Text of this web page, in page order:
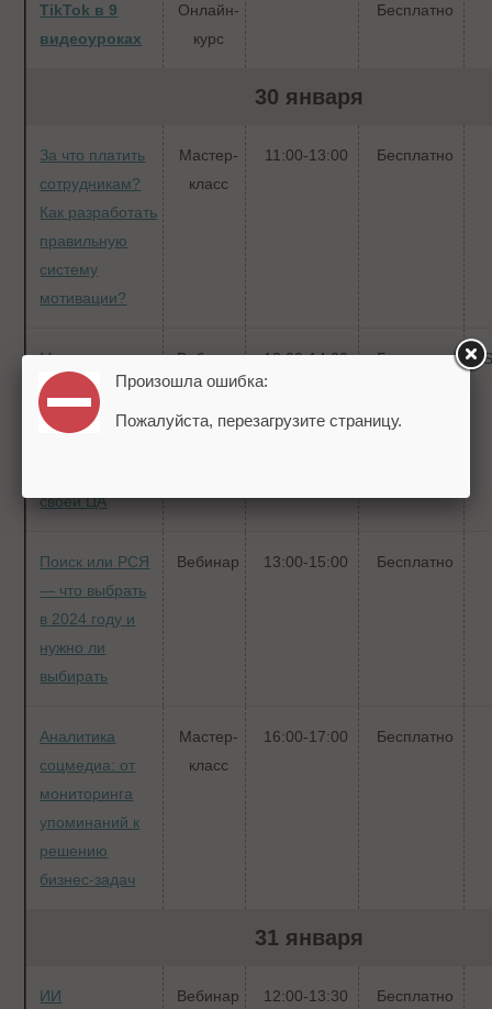
TikTok в 9
видеоуроках
Онлайн-
курс
Бесплатно
30 января
За что платить
сотрудникам?
Как разработать
правильную
систему
мотивации?
Мастер-
класс
11:00-13:00 Бесплатно
Маркетинг в
условиях
турбулентности:
своей ЦА
Вебинар 13:00-14:00 Бесплатно
Поиск или РСЯ
— что выбрать
в 2024 году и
нужно ли
выбирать
Вебинар 13:00-15:00 Бесплатно
Аналитика
соцмедиа: от
мониторинга
упоминаний к
решению
бизнес-задач
Мастер-
класс
16:00-17:00 Бесплатно
31 января
ИИ
Вебинар 12:00-13:30 Бесплатно
Произошла ошибка:
Пожалуйста, перезагрузите страницу.